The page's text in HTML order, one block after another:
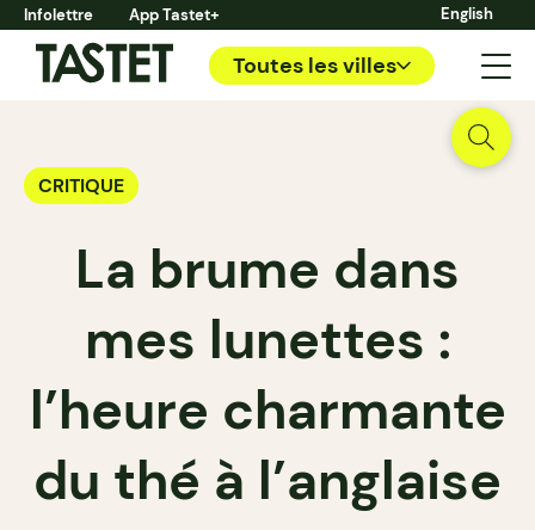
Infolettre App Tastet+ English
Toutes les villes
CRITIQUE
La brume dans
mes lunettes :
l’heure charmante
du thé à l’anglaise